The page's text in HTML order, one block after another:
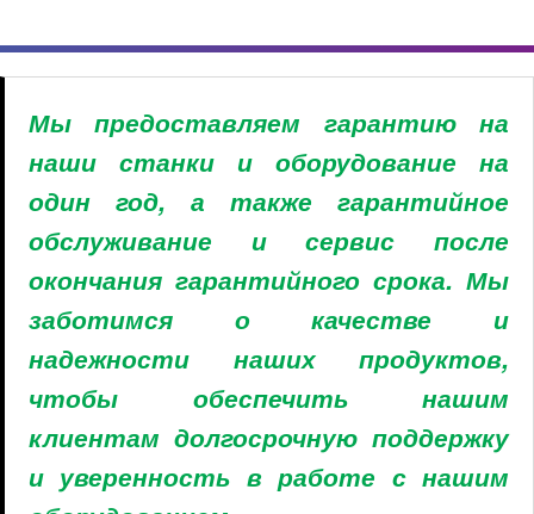
Мы предоставляем гарантию на
наши станки и оборудование на
один год, а также гарантийное
обслуживание и сервис после
окончания гарантийного срока. Мы
заботимся о качестве и
надежности наших продуктов,
чтобы обеспечить нашим
клиентам долгосрочную поддержку
и уверенность в работе с нашим